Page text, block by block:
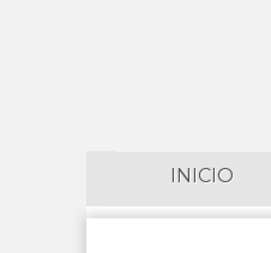
INICIO